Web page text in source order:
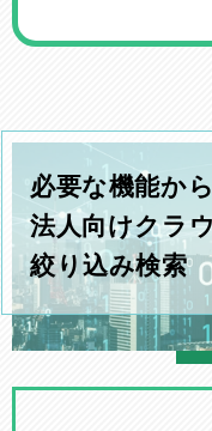
必要な機能か
法人向けクラ
絞り込み検索